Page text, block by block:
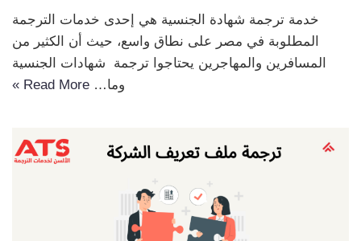
خدمة ترجمة شهادة الجنسية هي إحدى خدمات الترجمة
المطلوبة في مصر على نطاق واسع، حيث أن الكثير من
المسافرين والمهاجرين يحتاجوا ترجمة شهادات الجنسية
وما… Read More »